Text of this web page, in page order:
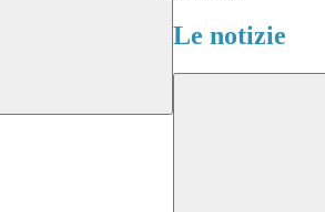
Le notizie